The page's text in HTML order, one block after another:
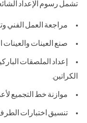
تشمل رسوم الإعداد
مراجعة العمل الفني
صنع العينات والعينات
إعداد الملصقات
الكراتين.
موازنة خط التجميع
تنسيق اختبارات الطرف